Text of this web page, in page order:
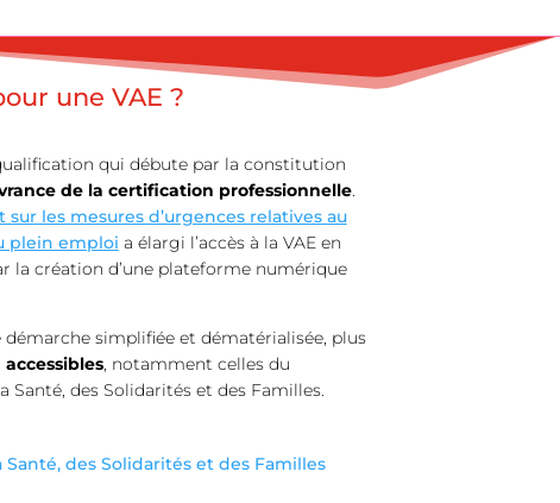
une VAE ?
qui débute par la constitution
de la certification professionnelle.
sur les mesures d’urgences relatives au
plein emploi a élargi l’accès à la VAE en
la création d’une plateforme numérique
démarche simplifiée et dématérialisée, plus
, notamment celles du
des Solidarités et des Familles.
Santé, des Solidarités et des Familles